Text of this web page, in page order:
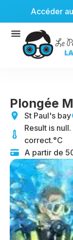
au
contenu
Accéder
Plongée
St Paul's bay
Result is
correct.°C
A partir de